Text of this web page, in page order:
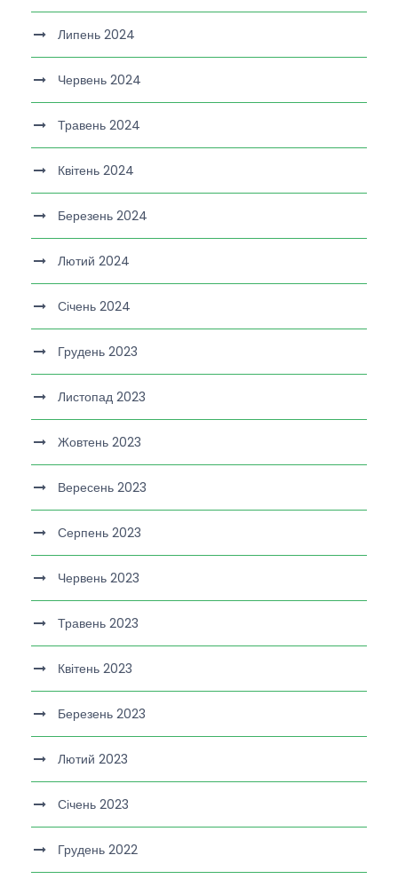
Липень 2024
Червень 2024
Травень 2024
Квітень 2024
Березень 2024
Лютий 2024
Січень 2024
Грудень 2023
Листопад 2023
Жовтень 2023
Вересень 2023
Серпень 2023
Червень 2023
Травень 2023
Квітень 2023
Березень 2023
Лютий 2023
Січень 2023
Грудень 2022